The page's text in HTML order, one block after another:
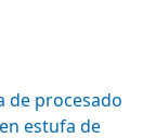
de procesado
estufa de